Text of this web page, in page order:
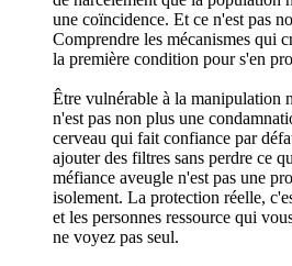
une coïncidence. Et ce n'est pas
Comprendre les mécanismes qui
la première condition pour s'en
Être vulnérable à la manipulation
n'est pas non plus une
cerveau qui fait confiance par
ajouter des filtres sans perdre ce
méfiance aveugle n'est pas une
isolement. La protection réelle,
et les personnes ressource qui
ne voyez pas seul.